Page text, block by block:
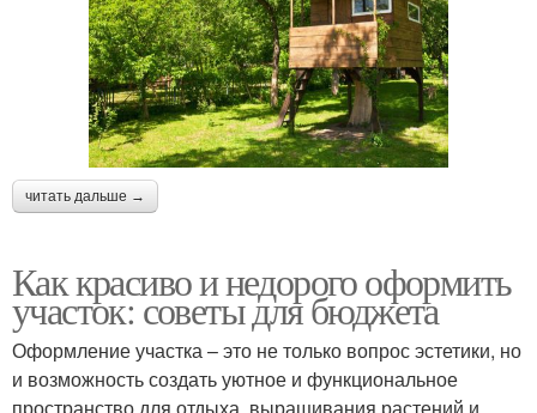
читать дальше →
Как красиво и недорого оформить
участок: советы для бюджета
Оформление участка – это не только вопрос эстетики, но
и возможность создать уютное и функциональное